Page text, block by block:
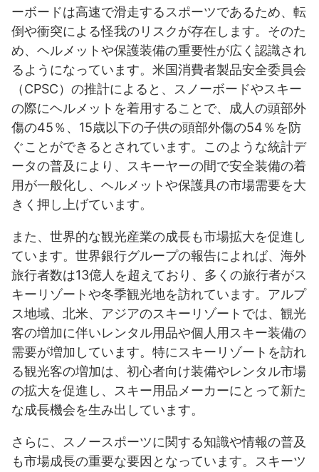
ーボードは高速で滑走するスポーツであるため、転
倒や衝突による怪我のリスクが存在します。そのた
め、ヘルメットや保護装備の重要性が広く認識され
るようになっています。米国消費者製品安全委員会
（CPSC）の推計によると、スノーボードやスキー
の際にヘルメットを着用することで、成人の頭部外
傷の45％、15歳以下の子供の頭部外傷の54％を防
ぐことができるとされています。このような統計デ
ータの普及により、スキーヤーの間で安全装備の着
用が一般化し、ヘルメットや保護具の市場需要を大
きく押し上げています。
また、世界的な観光産業の成長も市場拡大を促進し
ています。世界銀行グループの報告によれば、海外
旅行者数は13億人を超えており、多くの旅行者がス
キーリゾートや冬季観光地を訪れています。アルプ
ス地域、北米、アジアのスキーリゾートでは、観光
客の増加に伴いレンタル用品や個人用スキー装備の
需要が増加しています。特にスキーリゾートを訪れ
る観光客の増加は、初心者向け装備やレンタル市場
の拡大を促進し、スキー用品メーカーにとって新た
な成長機会を生み出しています。
さらに、スノースポーツに関する知識や情報の普及
も市場成長の重要な要因となっています。スキーツ